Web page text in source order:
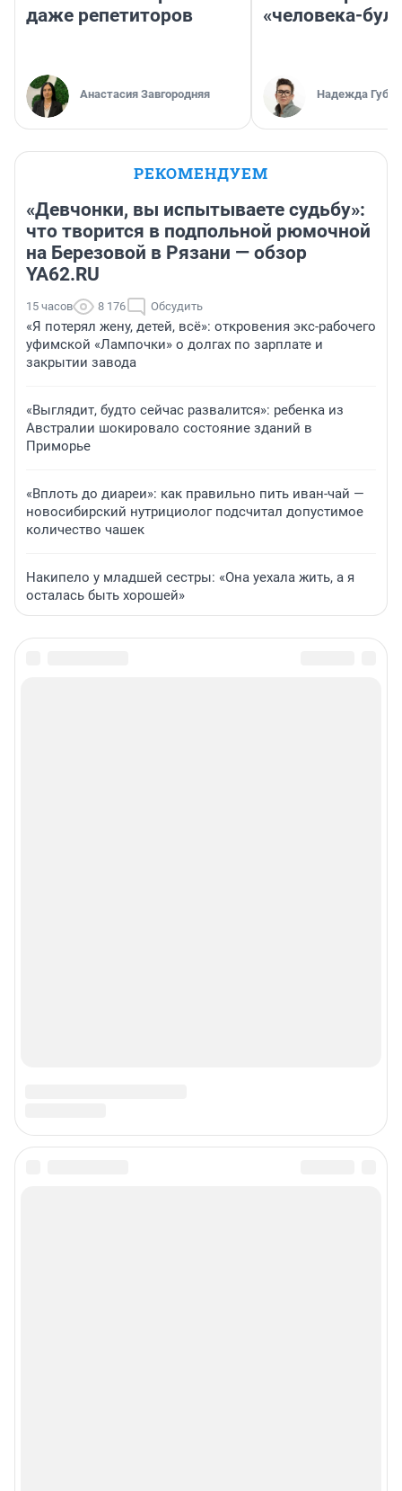
даже репетиторов
Анастасия Завгородняя
«человека-
Надежда
РЕКОМЕНДУЕМ
«Девчонки, вы испытываете судьбу»:
что творится в подпольной рюмочной
на Березовой в Рязани — обзор
YA62.RU
15 часов 8 176 Обсудить
«Я потерял жену, детей, всё»: откровения экс-рабочего
уфимской «Лампочки» о долгах по зарплате и
закрытии завода
«Выглядит, будто сейчас развалится»: ребенка из
Австралии шокировало состояние зданий в
Приморье
«Вплоть до диареи»: как правильно пить иван-чай —
новосибирский нутрициолог подсчитал допустимое
количество чашек
Накипело у младшей сестры: «Она уехала жить, а я
осталась быть хорошей»